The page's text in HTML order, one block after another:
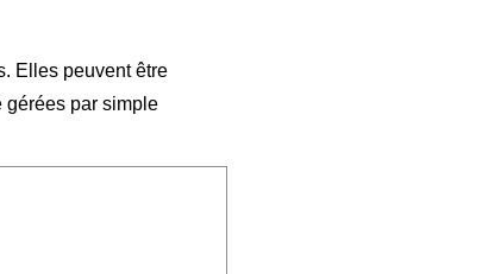
Elles peuvent être
gérées par simple